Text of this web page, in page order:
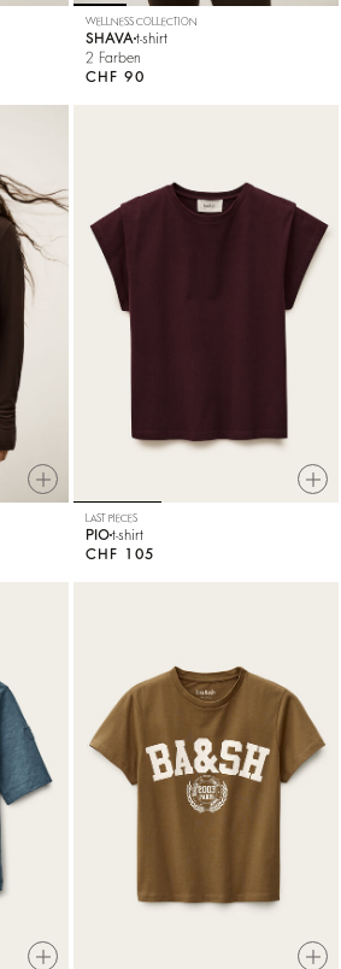
WELLNESS COLLECTION
SHAVA t-shirt
2 Farben
CHF 90
LAST PIECES
PIOt-shirt
CHF 105